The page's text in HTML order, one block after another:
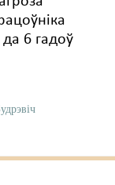
6 гадоў